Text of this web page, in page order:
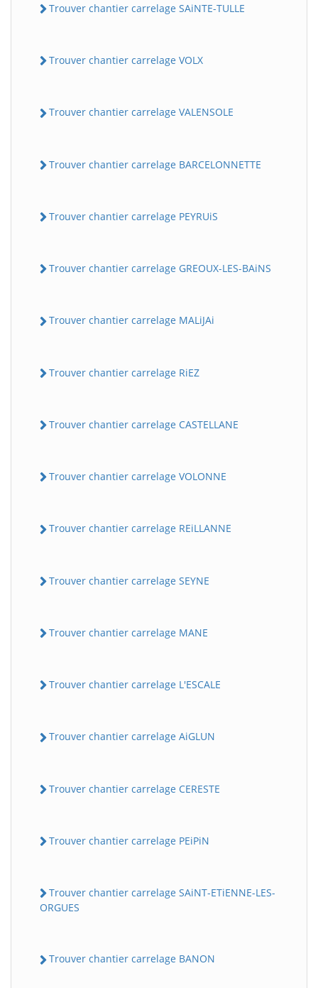
Trouver chantier carrelage SAiNTE-TULLE
Trouver chantier carrelage VOLX
Trouver chantier carrelage VALENSOLE
Trouver chantier carrelage BARCELONNETTE
Trouver chantier carrelage PEYRUiS
Trouver chantier carrelage GREOUX-LES-BAiNS
Trouver chantier carrelage MALiJAi
Trouver chantier carrelage RiEZ
Trouver chantier carrelage CASTELLANE
Trouver chantier carrelage VOLONNE
Trouver chantier carrelage REiLLANNE
Trouver chantier carrelage SEYNE
Trouver chantier carrelage MANE
Trouver chantier carrelage L'ESCALE
Trouver chantier carrelage AiGLUN
Trouver chantier carrelage CERESTE
Trouver chantier carrelage PEiPiN
Trouver chantier carrelage SAiNT-ETiENNE-LES-
ORGUES
Trouver chantier carrelage BANON